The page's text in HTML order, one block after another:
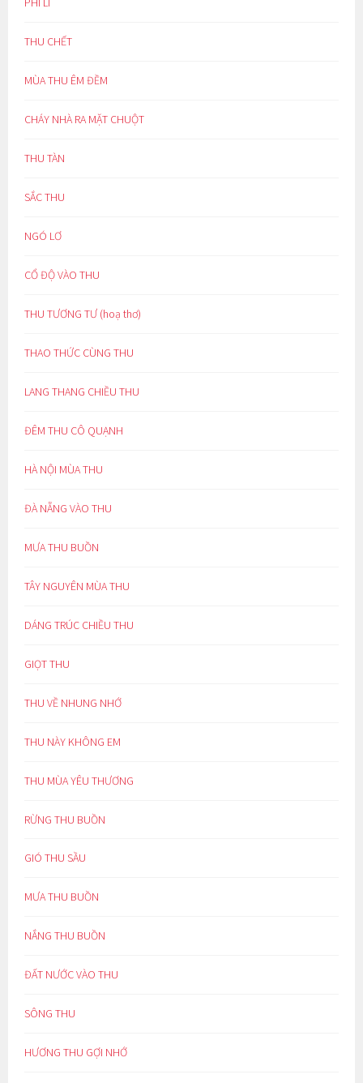
THU CHẾT
MÙA THU ÊM ĐỀM
CHÁY NHÀ RA MẶT CHUỘT
THU TÀN
SẮC THU
NGÓ LƠ
CỔ ĐỘ VÀO THU
THU TƯƠNG TƯ (hoạ thơ)
THAO THỨC CÙNG THU
LANG THANG CHIỀU THU
ĐÊM THU CÔ QUẠNH
HÀ NỘI MÙA THU
ĐÀ NẴNG VÀO THU
MƯA THU BUỒN
TÂY NGUYÊN MÙA THU
DÁNG TRÚC CHIỀU THU
GIỌT THU
THU VỀ NHUNG NHỚ
THU NÀY KHÔNG EM
THU MÙA YÊU THƯƠNG
RỪNG THU BUỒN
GIÓ THU SẦU
MƯA THU BUỒN
NẮNG THU BUỒN
ĐẤT NƯỚC VÀO THU
SÔNG THU
HƯƠNG THU GỢI NHỚ